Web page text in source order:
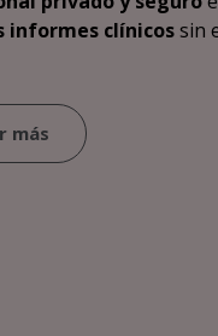
informes clínicossin
más